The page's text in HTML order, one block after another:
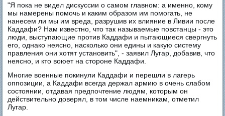
"Я пока не видел дискуссии о самом главном: а именно, кому
мы намерены помочь и каким образом им помогать, не
нанесем ли мы им вреда, разрушив их влияние в Ливии после
Каддафи? Нам известно, что так называемые повстанцы - это
люди, выступающие против Каддафи и пытающиеся свергнуть
его, однако неясно, насколько они едины и какую систему
правления они хотят установить", - заявил Лугар, добавив, что
неясно, и кто воюет на стороне Каддафи.
Многие военные покинули Каддафи и перешли в лагерь
оппозиции, а Каддафи всегда держал армию в очень слабом
состоянии, отдавая предпочтение людям, которым он
действительно доверял, в том числе наемникам, отметил
Лугар.